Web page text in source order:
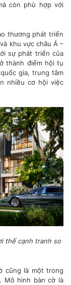
còn phù hợp với
thương phát triển
khu vực châu Á –
sự phát triển của
thành điểm hội tụ
gia, trung tâm
nhiều cơ hội việc
thế cạnh tranh so
cũng là một trong
Mô hình bàn cờ là